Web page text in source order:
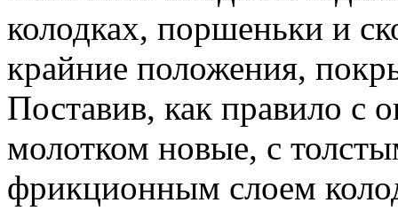
колодках, поршеньки и
крайние положения,
Поставив, как правило с
молотком новые, с
фрикционным слоем